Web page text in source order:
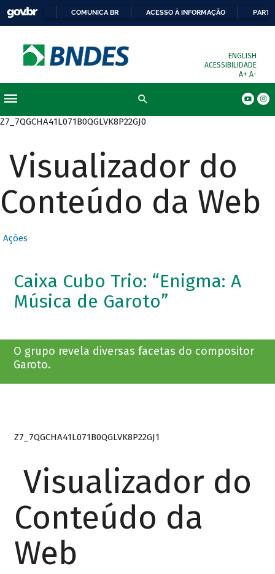
COMUNICA BR ACESSO À INFORMAÇÃO
ENGLISH
ACESSIBILIDADE
A+ A-
Z7_7QGCHA41L071B0QGLVK8P22GJ0
Visualizador do
Conteúdo da Web
Ações
Caixa Cubo Trio: “Enigma: A
Música de Garoto”
O grupo revela diversas facetas do compositor
Garoto.
Z7_7QGCHA41L071B0QGLVK8P22GJ1
Visualizador do
Conteúdo da
Web